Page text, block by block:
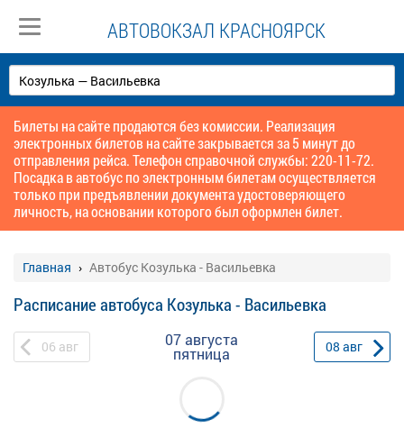
АВТОВОКЗАЛ КРАСНОЯРСК
Билеты на сайте продаются без комиссии. Реализация
электронных билетов на сайте закрывается за 5 минут до
отправления рейса. Телефон справочной службы: 220-11-72.
Посадка в автобус по электронным билетам осуществляется
только при предъявлении документа удостоверяющего
личность, на основании которого был оформлен билет.
Главная Автобус Козулька - Васильевка
Расписание автобуса Козулька - Васильевка
06 авг 07 августа
пятница 08 авг